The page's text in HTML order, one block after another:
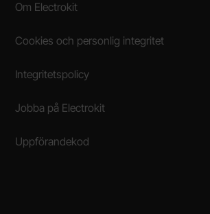
Om Electrokit
Cookies och personlig integritet
Integritetspolicy
Jobba på Electrokit
Uppförandekod